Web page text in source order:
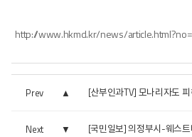
http://www.hkmd.kr/news/
Prev
Next